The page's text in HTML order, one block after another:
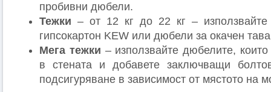
пробивни дюбели.
Тежки – от 12 кг до 22 кг –
гипсокартон KEW или дюбели за окачен
Мега тежки – използвайте дюбелите,
в стената и добавете заключващи
подсигуряване в зависимост от мястото на